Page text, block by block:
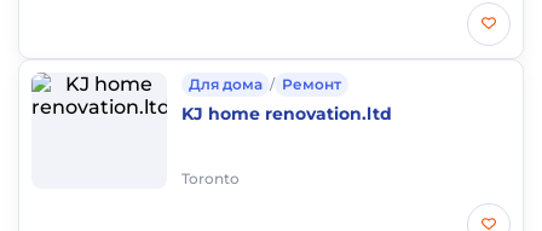
Для дома / Ремонт
KJ home renovation.ltd
Toronto